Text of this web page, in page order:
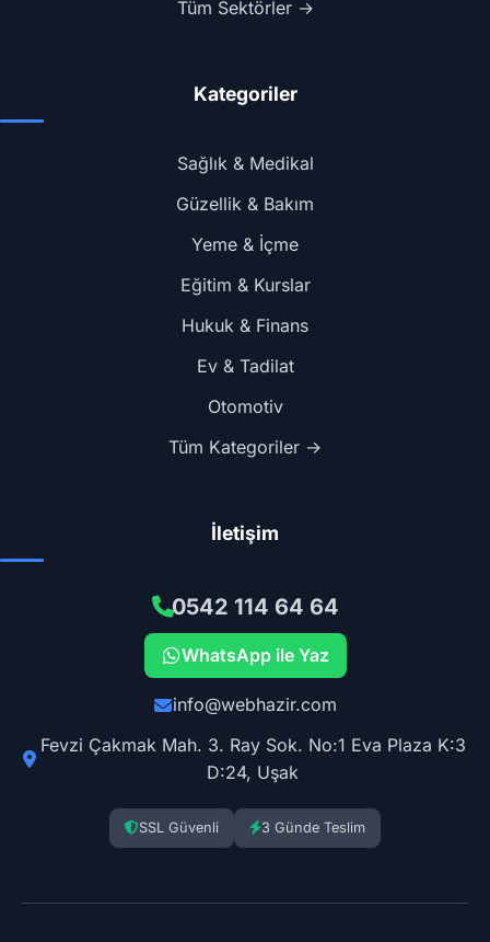
Tüm Sektörler →
Kategoriler
Sağlık & Medikal
Güzellik & Bakım
Yeme & İçme
Eğitim & Kurslar
Hukuk & Finans
Ev & Tadilat
Otomotiv
Tüm Kategoriler →
İletişim
0542 114 64 64
WhatsApp ile Yaz
info@webhazir.com
Fevzi Çakmak Mah. 3. Ray Sok. No:1 Eva Plaza K:3
D:24, Uşak
SSL Güvenli 3 Günde Teslim